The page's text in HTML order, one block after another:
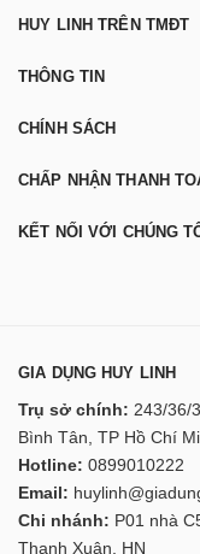
HUY LINH TRÊN TMĐT
THÔNG TIN
CHÍNH SÁCH
CHẤP NHẬN THANH
KẾT NỐI VỚI CHÚNG
GIA DỤNG HUY LINH
Trụ sở chính: 243/36/
Bình Tân, TP Hồ Chí
Hotline: 0899010222
Email:
Chi nhánh: P01 nhà
Thanh Xuân, HN